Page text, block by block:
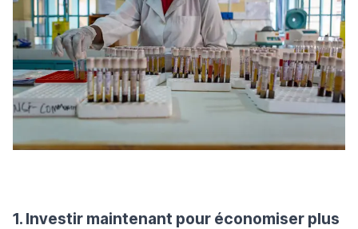
1. Investir maintenant pour économiser plus